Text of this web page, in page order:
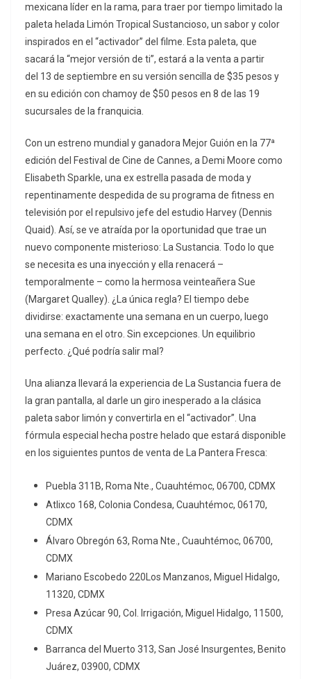
mexicana líder en la rama, para traer por tiempo limitado la
paleta helada Limón Tropical Sustancioso, un sabor y color
inspirados en el “activador” del filme. Esta paleta, que
sacará la “mejor versión de ti”, estará a la venta a partir
del 13 de septiembre en su versión sencilla de $35 pesos y
en su edición con chamoy de $50 pesos en 8 de las 19
sucursales de la franquicia.
Con un estreno mundial y ganadora Mejor Guión en la 77ª
edición del Festival de Cine de Cannes, a Demi Moore como
Elisabeth Sparkle, una ex estrella pasada de moda y
repentinamente despedida de su programa de fitness en
televisión por el repulsivo jefe del estudio Harvey (Dennis
Quaid). Así, se ve atraída por la oportunidad que trae un
nuevo componente misterioso: La Sustancia. Todo lo que
se necesita es una inyección y ella renacerá –
temporalmente – como la hermosa veinteañera Sue
(Margaret Qualley). ¿La única regla? El tiempo debe
dividirse: exactamente una semana en un cuerpo, luego
una semana en el otro. Sin excepciones. Un equilibrio
perfecto. ¿Qué podría salir mal?
Una alianza llevará la experiencia de La Sustancia fuera de
la gran pantalla, al darle un giro inesperado a la clásica
paleta sabor limón y convertirla en el “activador”. Una
fórmula especial hecha postre helado que estará disponible
en los siguientes puntos de venta de La Pantera Fresca:
Puebla 311B, Roma Nte., Cuauhtémoc, 06700, CDMX
Atlixco 168, Colonia Condesa, Cuauhtémoc, 06170,
CDMX
Álvaro Obregón 63, Roma Nte., Cuauhtémoc, 06700,
CDMX
Mariano Escobedo 220Los Manzanos, Miguel Hidalgo,
11320, CDMX
Presa Azúcar 90, Col. Irrigación, Miguel Hidalgo, 11500,
CDMX
Barranca del Muerto 313, San José Insurgentes, Benito
Juárez, 03900, CDMX